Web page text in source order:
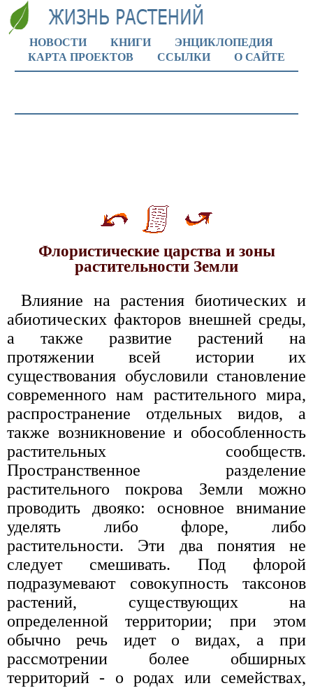
НОВОСТИ КНИГИ
ЭНЦИКЛОПЕДИЯ
КАРТА ПРОЕКТОВ
ССЫЛКИ О САЙТЕ
Флористические царства и зоны
растительности Земли
Влияние на растения биотических и
абиотических факторов внешней среды,
а также развитие растений на
протяжении всей истории их
существования обусловили становление
современного нам растительного мира,
распространение отдельных видов, а
также возникновение и обособленность
растительных сообществ.
Пространственное разделение
растительного покрова Земли можно
проводить двояко: основное внимание
уделять либо флоре, либо
растительности. Эти два понятия не
следует смешивать. Под флорой
подразумевают совокупность таксонов
растений, существующих на
определенной территории; при этом
обычно речь идет о видах, а при
рассмотрении более обширных
территорий - о родах или семействах,